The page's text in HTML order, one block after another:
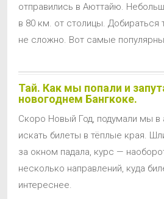
отправились в Аюттайю.
в 80 км. от столицы. Добираться
не сложно. Вот самые
Тай. Как мы попали и
новогоднем Бангкоке.
Скоро Новый Год, подумали мы в
искать билеты в тёплые края.
за окном падала, курс —
несколько направлений, куда
интереснее.